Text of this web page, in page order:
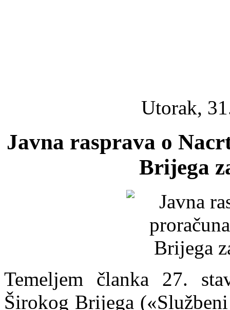
Utorak,
Javna rasprava o
Brijega
Temeljem članka 27.
Širokog Brijega